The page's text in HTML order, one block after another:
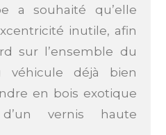
a souhaité qu’elle
inutile, afin
sur l’ensemble du
véhicule déjà bien
en bois exotique
vernis haute